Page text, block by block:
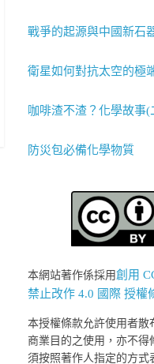
戰爭的起源與中國新石
衛星如何對抗太空的極
咖啡渣不渣？化學故事(
防災包必備化學物質
本網站著作係採用創用
禁止改作 4.0 國際 授權
本授權條款允許使用者散
商業目的之使用，亦不得
須按照著作人指定的方式